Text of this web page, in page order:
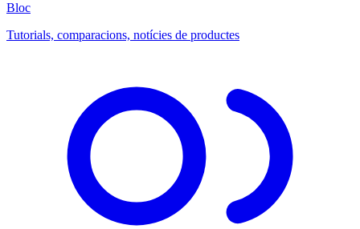
Bloc
Tutorials, comparacions, notícies de productes